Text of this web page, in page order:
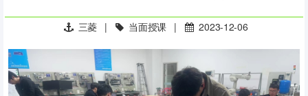
三菱 | 当面授课 | 2023-12-06